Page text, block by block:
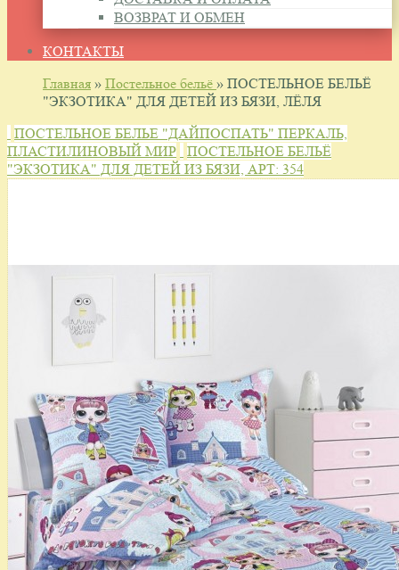
ВОЗВРАТ И ОБМЕН
КОНТАКТЫ
Главная » Постельное бельё » ПОСТЕЛЬНОЕ БЕЛЬЁ
"ЭКЗОТИКА" ДЛЯ ДЕТЕЙ ИЗ БЯЗИ, ЛЁЛЯ
ПОСТЕЛЬНОЕ БЕЛЬЕ "ДАЙПОСПАТЬ" ПЕРКАЛЬ,
ПЛАСТИЛИНОВЫЙ МИР
ПОСТЕЛЬНОЕ БЕЛЬЁ
"ЭКЗОТИКА" ДЛЯ ДЕТЕЙ ИЗ БЯЗИ, АРТ: 354